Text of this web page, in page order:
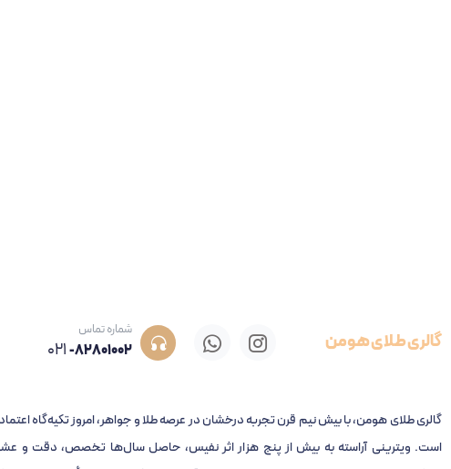
گالری طلای هومن شماره تماس
021-82801002
گالری طلای هومن، با بیش نیم قرن تجربه‌ درخشان در عرصه طلا و جواهر، امروز تکیه‌گاه
است. ویترینی آراسته به بیش از پنج هزار اثر نفیس، حاصل سال‌ها تخصص، دقت و